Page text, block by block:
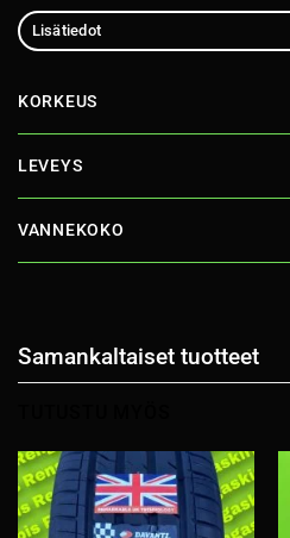
Lisätiedot
KORKEUS
LEVEYS
VANNEKOKO
Samankaltaiset tuotteet